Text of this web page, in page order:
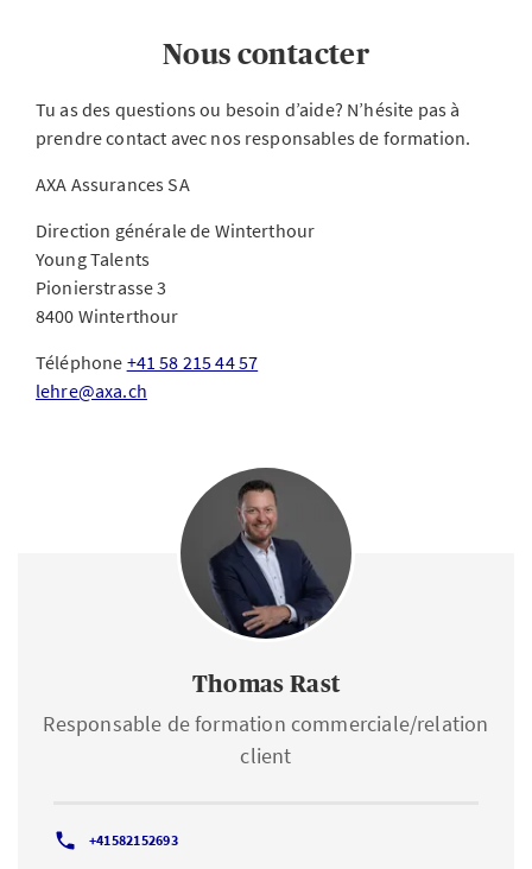
Nous contacter
Tu as des questions ou besoin d’aide? N’hésite pas à
prendre contact avec nos responsables de formation.
AXA Assurances SA
Direction générale de Winterthour
Young Talents
Pionierstrasse 3
8400 Winterthour
Téléphone +41 58 215 44 57
lehre@axa.ch
Thomas Rast
Responsable de formation commerciale/relation
client
+41582152693